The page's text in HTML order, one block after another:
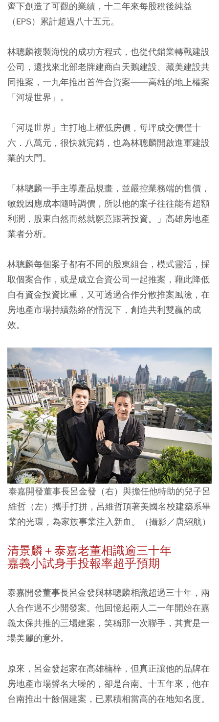
齊下創造了可觀的業績，十二年來每股稅後純益
（EPS）累計超過八十五元。
林聰麟複製海悅的成功方程式，也從代銷業轉戰建設
公司，還找來北部老牌建商白天鵝建設、藏美建設共
同推案，一九年推出首件合資案——高雄的地上權案
「河堤世界」。
「河堤世界」主打地上權低房價，每坪成交價僅十
六．八萬元，很快就完銷，也為林聰麟開啟進軍建設
業的大門。
「林聰麟一手主導產品規畫，並嚴控業務端的售價，
敏銳因應成本隨時調價，所以他的案子往往能有超額
利潤，股東自然而然就願意跟著投資。」高雄房地產
業者分析。
林聰麟每個案子都有不同的股東組合，模式靈活，採
取個案合作，或是成立合資公司一起推案，藉此降低
自有資金投資比重，又可透過合作分散推案風險，在
房地產市場持續熱絡的情況下，創造共利雙贏的成
效。
泰嘉開發董事長呂金發（右）與擔任他特助的兒子呂
維哲（左）攜手打拼，呂維哲頂著美國名校建築系畢
業的光環，為家族事業注入新血。（攝影／唐紹航）
清景麟＋泰嘉老董相識逾三十年
嘉義小試身手投報率超乎預期
泰嘉開發董事長呂金發與林聰麟相識超過三十年，兩
人合作過不少開發案。他回憶起兩人二一年開始在嘉
義太保共推的三場建案，笑稱那一次聯手，其實是一
場美麗的意外。
原來，呂金發起家在高雄楠梓，但真正讓他的品牌在
房地產市場聲名大噪的，卻是台南。十五年來，他在
台南推出十餘個建案，已累積相當高的在地知名度。